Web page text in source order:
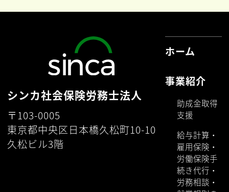
シンカ社会保険労務士法人
〒103-0005
東京都中央区日本橋久松町10-10
久松ビル3階
ホーム
事業紹介
助成金取得
支援
給与計算・
雇用保険・
労働保険手
続き代行・
労務相談・